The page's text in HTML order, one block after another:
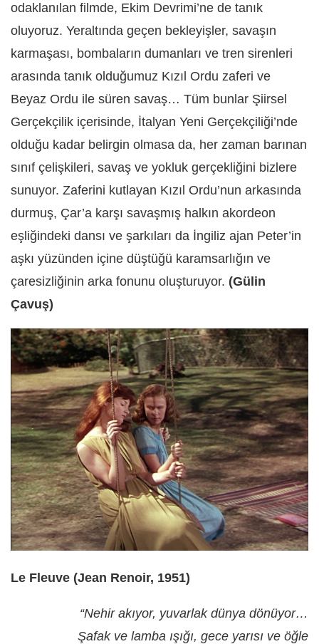
odaklanılan filmde, Ekim Devrimi’ne de tanık
oluyoruz. Yeraltında geçen bekleyişler, savaşın
karmaşası, bombaların dumanları ve tren sirenleri
arasında tanık olduğumuz Kızıl Ordu zaferi ve
Beyaz Ordu ile süren savaş… Tüm bunlar Şiirsel
Gerçekçilik içerisinde, İtalyan Yeni Gerçekçiliği’nde
olduğu kadar belirgin olmasa da, her zaman barınan
sınıf çelişkileri, savaş ve yokluk gerçekliğini bizlere
sunuyor. Zaferini kutlayan Kızıl Ordu’nun arkasında
durmuş, Çar’a karşı savaşmış halkın akordeon
eşliğindeki dansı ve şarkıları da İngiliz ajan Peter’in
aşkı yüzünden içine düştüğü karamsarlığın ve
çaresizliğinin arka fonunu oluşturuyor. (Gülin
Çavuş)
Le Fleuve (Jean Renoir, 1951)
“Nehir akıyor, yuvarlak dünya dönüyor…
Şafak ve lamba ışığı, gece yarısı ve öğle